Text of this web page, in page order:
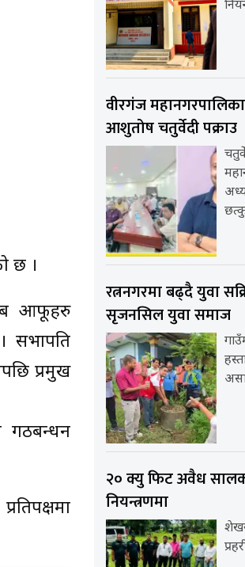
छ ।
आफूहरु
सभापति
प्रमुख
गठबन्धन
वीरगंज
आशुतोष चतुर्वेदी पक्राउ
रत्ननगरमा बढ्दै युवा
सृजनसिल युवा समाज
२० क्यु फिट अवैध
नियन्त्रणमा